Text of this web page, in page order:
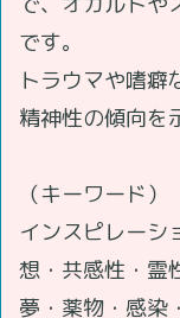
です。
トラウマや嗜癖
精神性の傾向を
（キーワード）
インスピレーシ
想・共感性・霊
夢・薬物・感染